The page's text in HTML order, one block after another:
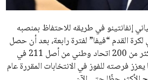
مستثمر هندي بريطاني يسعى لامتلاك حصة
عمر إبراهيم 22 يوليو 2026
تحقق من قهوتك المغشوشة 7 علامات تدل
على جودتها قبل أول رشفة